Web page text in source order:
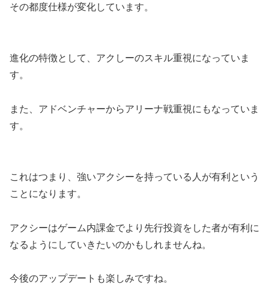
その都度仕様が変化しています。
進化の特徴として、アクしーのスキル重視になっていま
す。
また、アドベンチャーからアリーナ戦重視にもなっていま
す。
これはつまり、強いアクシーを持っている人が有利という
ことになります。
アクシーはゲーム内課金でより先行投資をした者が有利に
なるようにしていきたいのかもしれませんね。
今後のアップデートも楽しみですね。